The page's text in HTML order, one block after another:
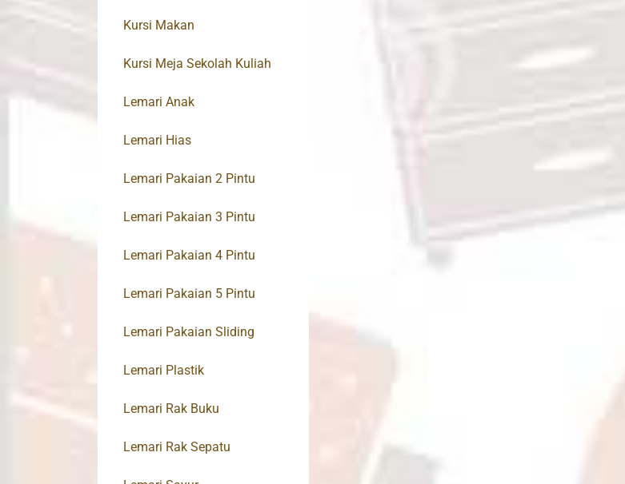
Kursi Makan
Kursi Meja Sekolah Kuliah
Lemari Anak
Lemari Hias
Lemari Pakaian 2 Pintu
Lemari Pakaian 3 Pintu
Lemari Pakaian 4 Pintu
Lemari Pakaian 5 Pintu
Lemari Pakaian Sliding
Lemari Plastik
Lemari Rak Buku
Lemari Rak Sepatu